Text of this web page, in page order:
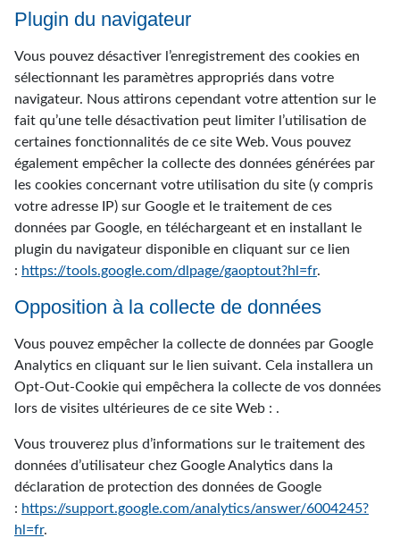
Plugin du navigateur
Vous pouvez désactiver l’enregistrement des cookies en
sélectionnant les paramètres appropriés dans votre
navigateur. Nous attirons cependant votre attention sur le
fait qu’une telle désactivation peut limiter l’utilisation de
certaines fonctionnalités de ce site Web. Vous pouvez
également empêcher la collecte des données générées par
les cookies concernant votre utilisation du site (y compris
votre adresse IP) sur Google et le traitement de ces
données par Google, en téléchargeant et en installant le
plugin du navigateur disponible en cliquant sur ce lien
: https://tools.google.com/dlpage/gaoptout?hl=fr.
Opposition à la collecte de données
Vous pouvez empêcher la collecte de données par Google
Analytics en cliquant sur le lien suivant. Cela installera un
Opt-Out-Cookie qui empêchera la collecte de vos données
lors de visites ultérieures de ce site Web : .
Vous trouverez plus d’informations sur le traitement des
données d’utilisateur chez Google Analytics dans la
déclaration de protection des données de Google
: https://support.google.com/analytics/answer/6004245?
hl=fr.